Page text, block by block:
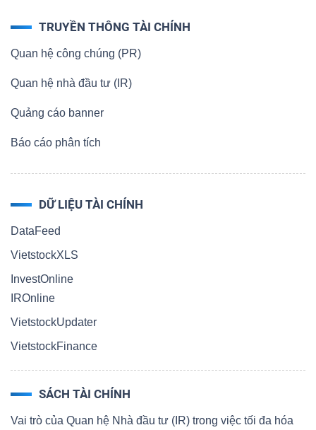
TRUYỀN THÔNG TÀI CHÍNH
Quan hệ công chúng (PR)
Quan hệ nhà đầu tư (IR)
Quảng cáo banner
Báo cáo phân tích
DỮ LIỆU TÀI CHÍNH
DataFeed
VietstockXLS
InvestOnline
IROnline
VietstockUpdater
VietstockFinance
SÁCH TÀI CHÍNH
Vai trò của Quan hệ Nhà đầu tư (IR) trong việc tối đa hóa